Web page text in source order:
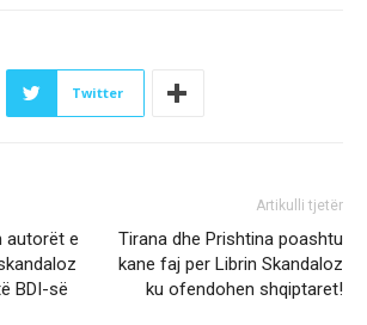
Twitter
autorët e
BDI-së
Artikulli tjetër
Tirana dhe Prishtina poashtu
kane faj per Librin Skandaloz
ku ofendohen shqiptaret!